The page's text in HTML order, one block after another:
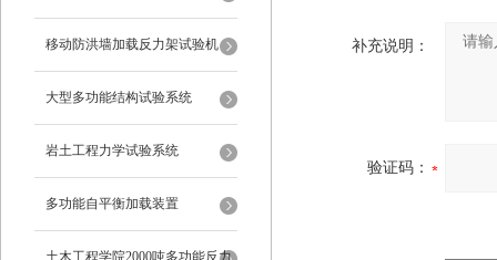
移动防洪墙加载反力架试验机
大型多功能结构试验系统
岩土工程力学试验系统
多功能自平衡加载装置
土木工程学院2000吨多功能反力
补充说明：
验证码：